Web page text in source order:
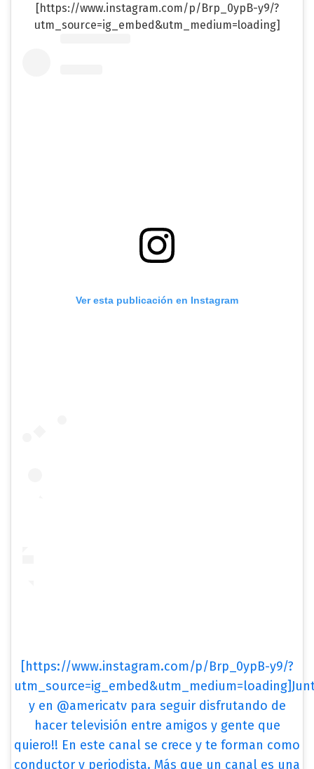
[https://www.instagram.com/p/Brp_0ypB-y9/?
utm_source=ig_embed&utm_medium=loading]
Ver esta publicación en Instagram
[https://www.instagram.com/p/Brp_0ypB-y9/?
y en @americatv para seguir disfrutando de
hacer televisión entre amigos y gente que
quiero!! En este canal se crece y te forman como
conductor y periodista. Más que un canal es una